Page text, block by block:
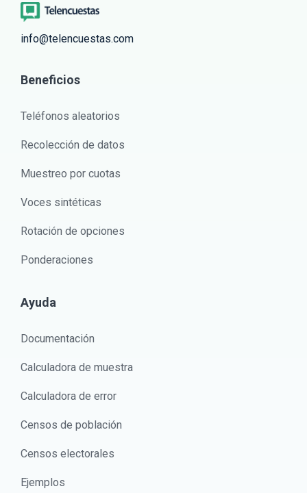
info@telencuestas.com
Beneficios
Teléfonos aleatorios
Recolección de datos
Muestreo por cuotas
Voces sintéticas
Rotación de opciones
Ponderaciones
Ayuda
Documentación
Calculadora de muestra
Calculadora de error
Censos de población
Censos electorales
Ejemplos